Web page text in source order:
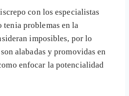
con los especialistas
tenia problemas en la
imposibles, por lo
alabadas y promovidas en
enfocar la potencialidad